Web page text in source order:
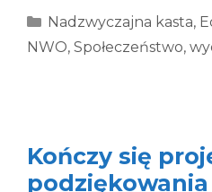
Kategorie
Nadzwyczajna kasta,
NWO, Społeczeństwo,
Kończy się